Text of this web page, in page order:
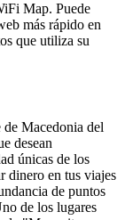
Map. Puede
más rápido en
que utiliza su
de Macedonia del
desean
únicas de los
dinero en tus viajes
de puntos
de los lugares